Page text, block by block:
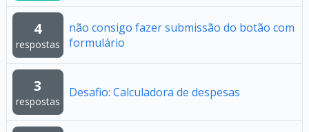
4
respostas
não consigo fazer submissão do botão com
formulário
3
respostas
Desafio: Calculadora de despesas